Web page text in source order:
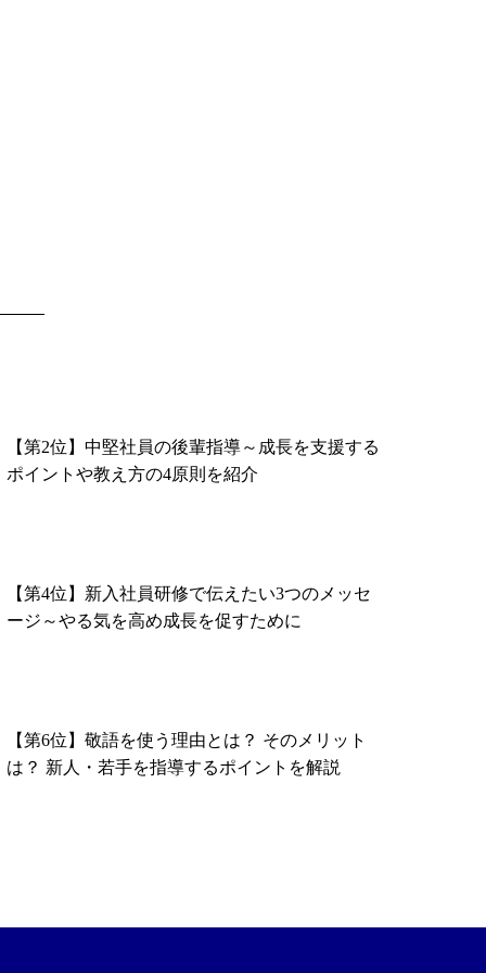
【第2位】中堅社員の後輩指導～成長を支援する
ポイントや教え方の4原則を紹介
【第4位】新入社員研修で伝えたい3つのメッセ
ージ～やる気を高め成長を促すために
【第6位】敬語を使う理由とは？ そのメリット
は？ 新人・若手を指導するポイントを解説